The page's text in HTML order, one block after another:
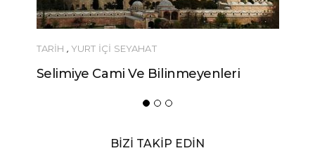
Bilinmeyenleri
YEME-İÇME
Urfa’nın Birbirinden
Yöresel Yemeği
BİZİ TAKİP EDİN